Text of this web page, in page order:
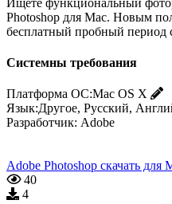
Photoshop для Mac. Новым
бесплатный пробный период
Системны требования
Платформа ОС:Mac OS X
Язык:Другое, Русский,
Разработчик: Adobe
Adobe Photoshop скачать для
40
4